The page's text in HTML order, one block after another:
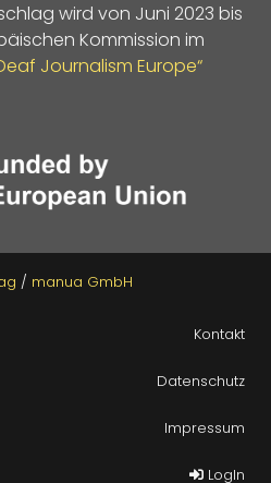
wird von Juni 2023 bis
Kommission im
Journalism Europe“
/ manua GmbH
Kontakt
Datenschutz
Impressum
LogIn